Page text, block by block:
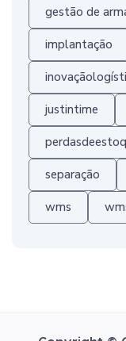
gestão de
implantação
justintime
separação
wms